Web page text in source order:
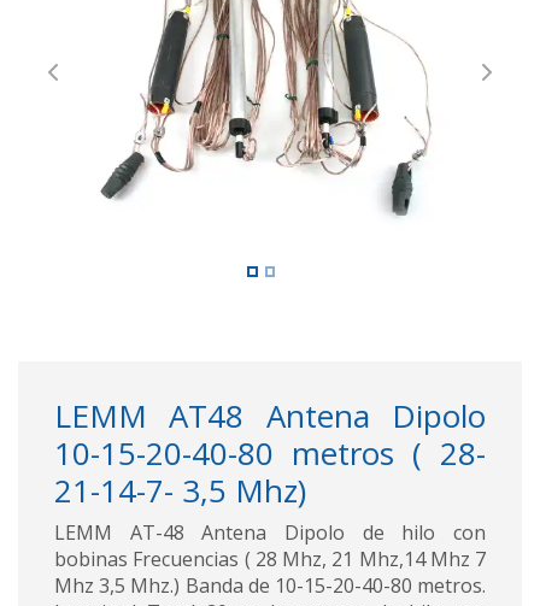
Previous Next
LEMM AT48 Antena Dipolo
10-15-20-40-80 metros ( 28-
21-14-7- 3,5 Mhz)
LEMM AT-48 Antena Dipolo de hilo con
bobinas Frecuencias ( 28 Mhz, 21 Mhz,14 Mhz 7
Mhz 3,5 Mhz.) Banda de 10-15-20-40-80 metros.